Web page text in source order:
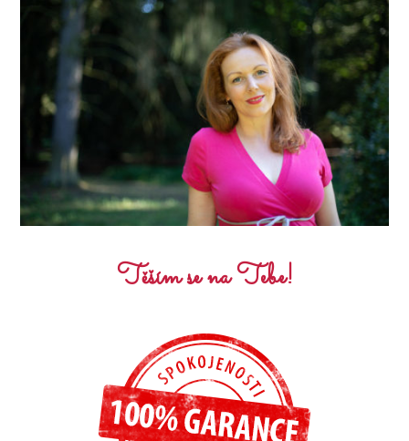
Těším se na Tebe!